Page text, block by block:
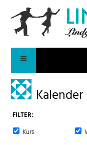
Kalender
FILTER:
Kurs